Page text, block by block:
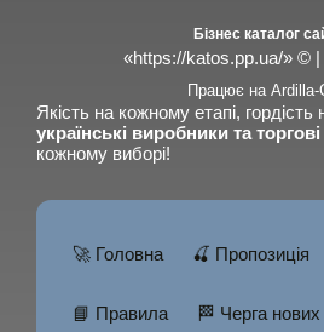
Бізнес каталог
«https://katos.pp.ua/» © |
Працює на Ardilla-
Якість на кожному етапі, гордість
українські виробники та
кожному виборі!
🚀 Головна 🍒 Пропозиція
📘 Правила 🏁 Черга нових